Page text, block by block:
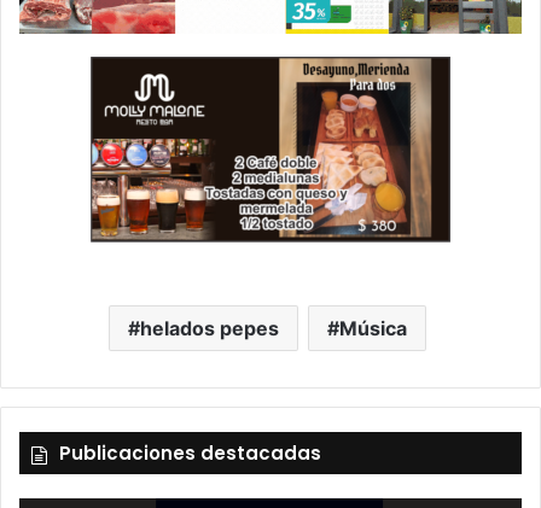
helados pepes Música
Publicaciones destacadas